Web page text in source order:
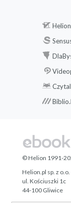
© Helion 1991-
Helion.pl sp. z o.o.
ul. Kościuszki 1c
44-100 Gliwice